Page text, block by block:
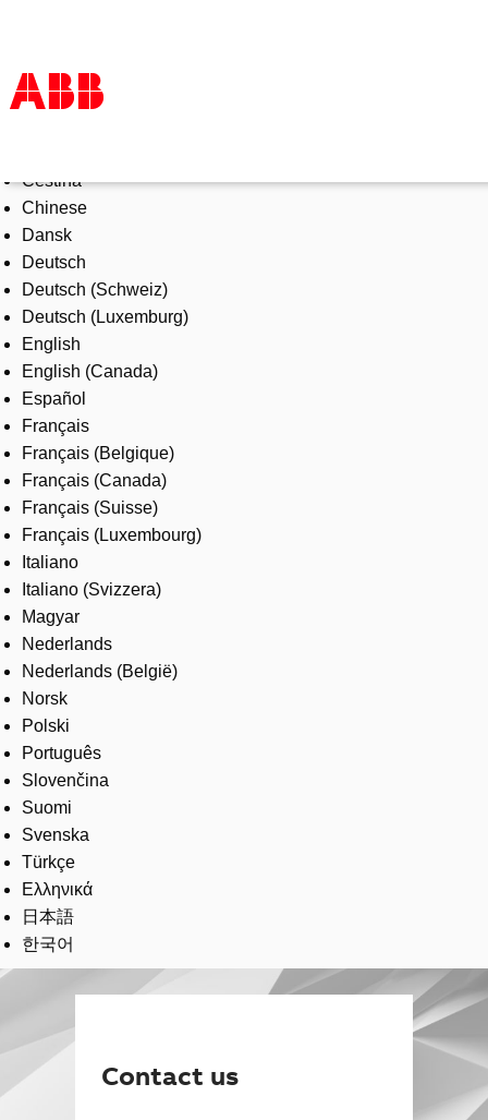
Products & Solutions
Industries
Services
About us
Where to buy
Contact us
Careers
Čeština
Chinese
Dansk
Deutsch
Deutsch (Schweiz)
Deutsch (Luxemburg)
English
English (Canada)
Español
Français
Français (Belgique)
Français (Canada)
Français (Suisse)
Français (Luxembourg)
Italiano
Italiano (Svizzera)
Magyar
Nederlands
Nederlands (België)
Norsk
Polski
Português
Slovenčina
Suomi
Svenska
Türkçe
Ελληνικά
日本語
한국어
Contact us